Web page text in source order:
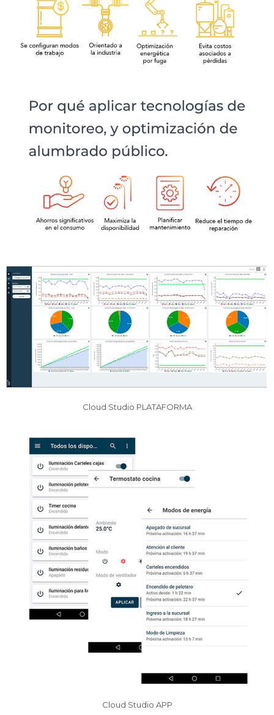
Cloud Studio PLATAFORMA
Cloud Studio APP